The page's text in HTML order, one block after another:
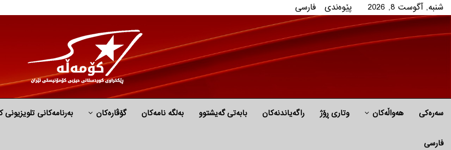
شنبه, آگوست 8, 2026 پێوه‌ندی فارسی
سەرەکی هه‌واڵه‌کان وتاری ڕۆژ راگه‌یاندنه‌كان بابه‌تی گه‌یشتوو به‌لگه‌ نامه‌كان گۆڤارەکان بەرنامەکانی تلویزیونی
فارسی